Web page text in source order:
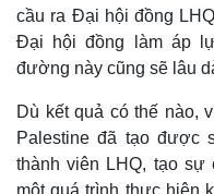
cầu ra Đại hội đồng
Đại hội đồng làm áp
đường này cũng sẽ lâu
Dù kết quả có thế nào,
Palestine đã tạo
thành viên LHQ, tạo
một quá trình thực hiện